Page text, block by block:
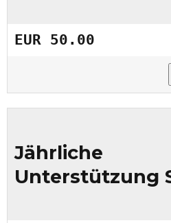
EUR 50.00
Jährliche
Unterstützung